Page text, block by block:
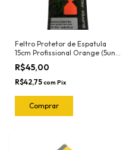
Feltro Protetor de Espatula
15cm Profissional Orange (5und)
1022.O Joker
R$45,00
R$42,75com Pix